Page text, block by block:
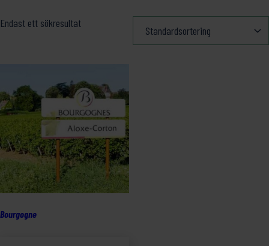
Endast ett sökresultat
Bourgogne